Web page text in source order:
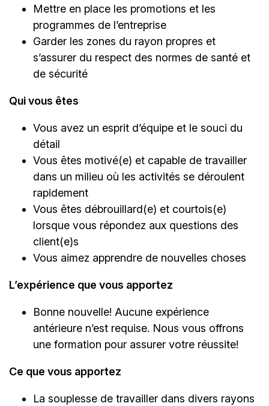
Mettre en place les promotions et les
programmes de l’entreprise
Garder les zones du rayon propres et
s’assurer du respect des normes de santé et
de sécurité
Qui vous êtes
Vous avez un esprit d’équipe et le souci du
détail
Vous êtes motivé(e) et capable de travailler
dans un milieu où les activités se déroulent
rapidement
Vous êtes débrouillard(e) et courtois(e)
lorsque vous répondez aux questions des
client(e)s
Vous aimez apprendre de nouvelles choses
L’expérience que vous apportez
Bonne nouvelle! Aucune expérience
antérieure n’est requise. Nous vous offrons
une formation pour assurer votre réussite!
Ce que vous apportez
La souplesse de travailler dans divers rayons